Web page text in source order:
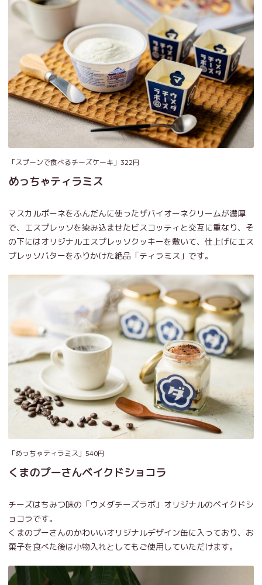
「スプーンで食べるチーズケーキ」322円
めっちゃティラミス
マスカルポーネをふんだんに使ったザバイオーネクリームが濃厚
で、エスプレッソを染み込ませたビスコッティと交互に重なり、そ
の下にはオリジナルエスプレッソクッキーを敷いて、仕上げにエス
プレッソバターをふりかけた絶品「ティラミス」です。
「めっちゃティラミス」540円
くまのプーさんベイクドショコラ
チーズはちみつ味の「ウメダチーズラボ」オリジナルのベイクドシ
ョコラです。
くまのプーさんのかわいいオリジナルデザイン缶に入っており、お
菓子を食べた後は小物入れとしてもご使用していただけます。